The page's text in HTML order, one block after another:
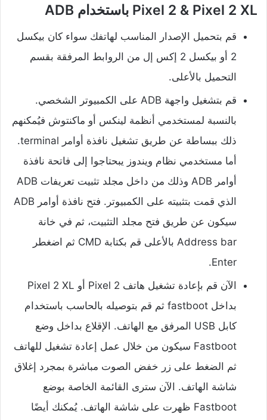
Pixel 2 & Pixel 2 XL باستخدام ADB
قم بتحميل الإصدار المناسب لهاتفك سواء كان بيكسل
2 أو بيكسل 2 إكس إل من الروابط المرفقة بقسم
التحميل بالأعلى.
قم بتشغيل واجهة ADB على الكمبيوتر الشخصي.
بالنسبة لمستخدمي أنظمة لينكس أو ماكنتوش فيُمكنهم
ذلك ببساطة عن طريق تشغيل نافذة أوامر terminal.
أما مستخدمي نظام ويندوز يبحتاجوا إلى فاتحة نافذة
أوامر ADB وذلك من داخل مجلد تثبيت تعريفات ADB
الذي قمت بتثبيته على الكمبيوتر. فتح نافذة أوامر ADB
سيكون عن طريق فتح مجلد التثبيت، ثم في خانة
Address bar بالأعلى قم بكتابة CMD ثم اضغطر
Enter.
الآن قم بإعادة تشغيل هاتف Pixel 2 أو Pixel 2 XL
بداخل fastboot ثم قم بتوصيله بالحاسب باستخدام
كابل USB المرفق مع الهاتف. الإقلاع بداخل وضع
Fastboot سيكون من خلال عمل إعادة تشغيل للهاتف
ثم الضغط على زر خفض الصوت مباشرة بمجرد إغلاق
شاشة الهاتف. الآن سترى القائمة الخاصة بوضع
Fastboot ظهرت على شاشة الهاتف. يُمكنك أيضًا